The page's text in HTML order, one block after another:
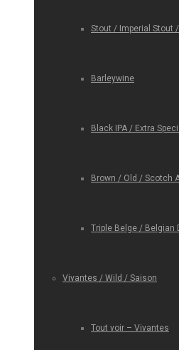
Stout / Imperial Stout
Barleywine
Black IPA / Extra
Brown / Old / Scotch
Triple Belge / Belgian
Vivantes / Wild / Saison
Tout voir – Vivantes